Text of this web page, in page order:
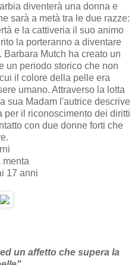
diventerà una donna e
sarà a metà tra le due razze:
e la cattiveria il suo animo
la porteranno a diventare
Mutch ha creato un
un periodo storico che non
il colore della pelle era
umano. Attraverso la lotta
sua Madam l'autrice descrive
per il riconoscimento dei diritti
con due donne forti che
menta
17 anni
un affetto che supera la